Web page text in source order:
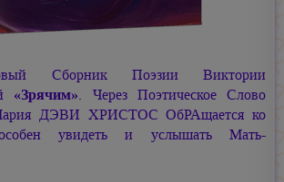
Сборник Поэзии Виктории
«Зрячим». Через Поэтическое Слово
ДЭВИ ХРИСТОС ОбРАщается ко
увидеть и услышать Мать-